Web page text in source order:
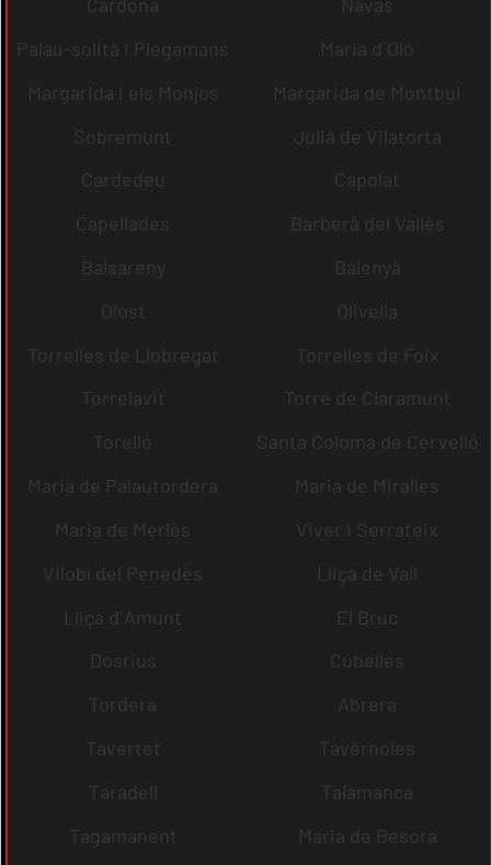
Palau-solità i Plegamans
Maria d´Oló
Margarida i els Monjos
Margarida de Montbui
Sobremunt
Julià de Vilatorta
Cardedeu
Capolat
Capellades
Barberà del Vallès
Balsareny
Balenyà
Olost
Olivella
Torrelles de Llobregat
Torrelles de Foix
Torrelavit
Torre de Claramunt
Torelló
Santa Coloma de Cervelló
Maria de Palautordera
Maria de Miralles
Maria de Merlès
Viver i Serrateix
Vilobí del Penedès
Lliçà de Vall
Lliçà d´Amunt
El Bruc
Dosrius
Cubelles
Tordera
Abrera
Tavertet
Tavèrnoles
Taradell
Talamanca
Tagamanent
Maria de Besora